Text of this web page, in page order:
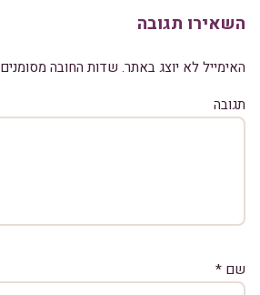
השאירו תגובה
האימייל לא יוצג באתר. שדות החובה מסומנים
תגובה
שם *